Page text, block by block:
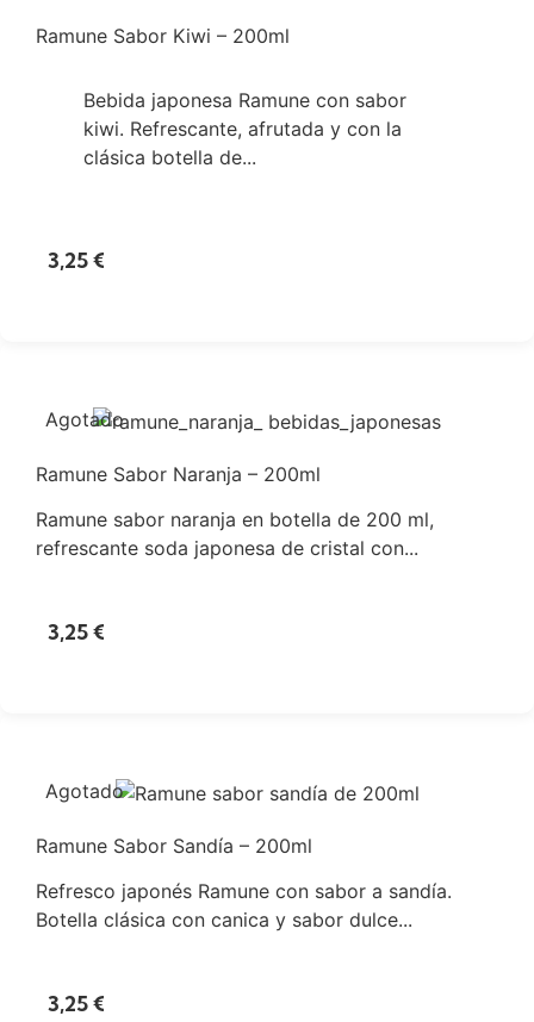
Ramune Sabor Kiwi – 200ml
Bebida japonesa Ramune con sabor
kiwi. Refrescante, afrutada y con la
clásica botella de...
3,25€
Agotado
Ramune Sabor Naranja – 200ml
Ramune sabor naranja en botella de 200 ml,
refrescante soda japonesa de cristal con...
3,25€
Agotado
Ramune Sabor Sandía – 200ml
Refresco japonés Ramune con sabor a sandía.
Botella clásica con canica y sabor dulce...
3,25€